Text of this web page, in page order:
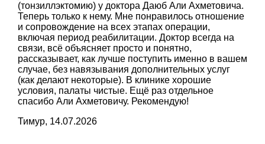
(тонзиллэктомию) у доктора Даюб Али Ахметовича.
Теперь только к нему. Мне понравилось отношение
и сопровождение на всех этапах операции,
включая период реабилитации. Доктор всегда на
связи, всё объясняет просто и понятно,
рассказывает, как лучше поступить именно в вашем
случае, без навязывания дополнительных услуг
(как делают некоторые). В клинике хорошие
условия, палаты чистые. Ещё раз отдельное
спасибо Али Ахметовичу. Рекомендую!
Тимур, 14.07.2026